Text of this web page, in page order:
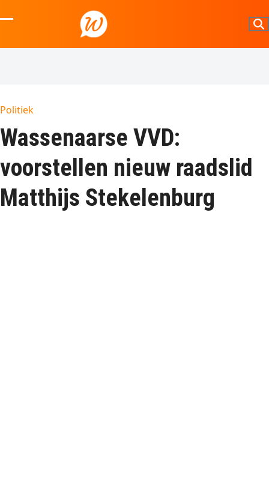
to
mobile
mobile
Politiek
Wassenaarse VVD:
voorstellen nieuw raadslid
Matthijs Stekelenburg